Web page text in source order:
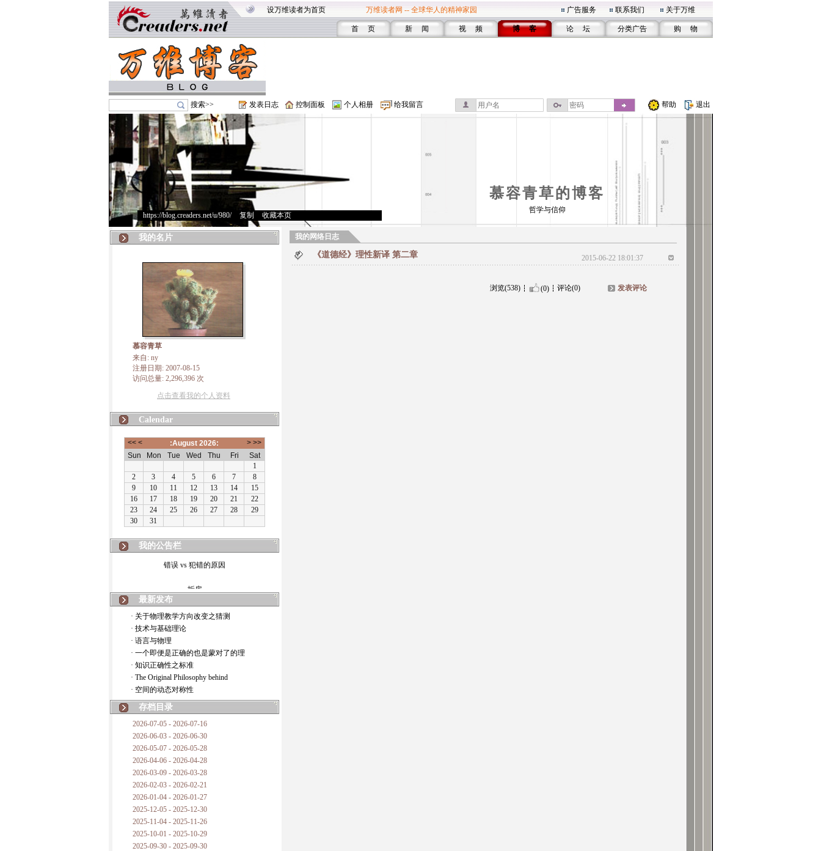
设万维读者为首页 万维读者网 -- 全球华人的精神家园 广告服务 联系我们 关于万维
首 页 新 闻 视 频 博 客 论 坛 分类广告 购 物
搜索>> 发表日志 控制面板 个人相册 给我留言 帮助 退出
慕容青草的博客
https://blog.creaders.net/u/980/> 复制 收藏本页
哲学与信仰
我的名片
慕容青草
来自: ny
注册日期: 2007-08-15
访问总量: 2,296,396 次
点击查看我的个人资料
Calendar
我的公告栏
如何锁定人类科学
20世纪物理学
复杂情势下之最佳优先考虑
成功与别人的帮助
对抗真理的结果
最新发布
· 关于物理教学方向改变之猜测
· 技术与基础理论
· 语言与物理
· 一个即便是正确的也是蒙对了的理
· 知识正确性之标准
· The Original Philosophy behind
· 空间的动态对称性
存档目录
2026-07-05 - 2026-07-16
2026-06-03 - 2026-06-30
2026-05-07 - 2026-05-28
2026-04-06 - 2026-04-28
2026-03-09 - 2026-03-28
2026-02-03 - 2026-02-21
2026-01-04 - 2026-01-27
2025-12-05 - 2025-12-30
2025-11-04 - 2025-11-26
2025-10-01 - 2025-10-29
2025-09-30 - 2025-09-30
我的网络日志
《道德经》理性新译 第二章 2015-06-22 18:01:37
浏览(538) (0) 评论(0) 发表评论